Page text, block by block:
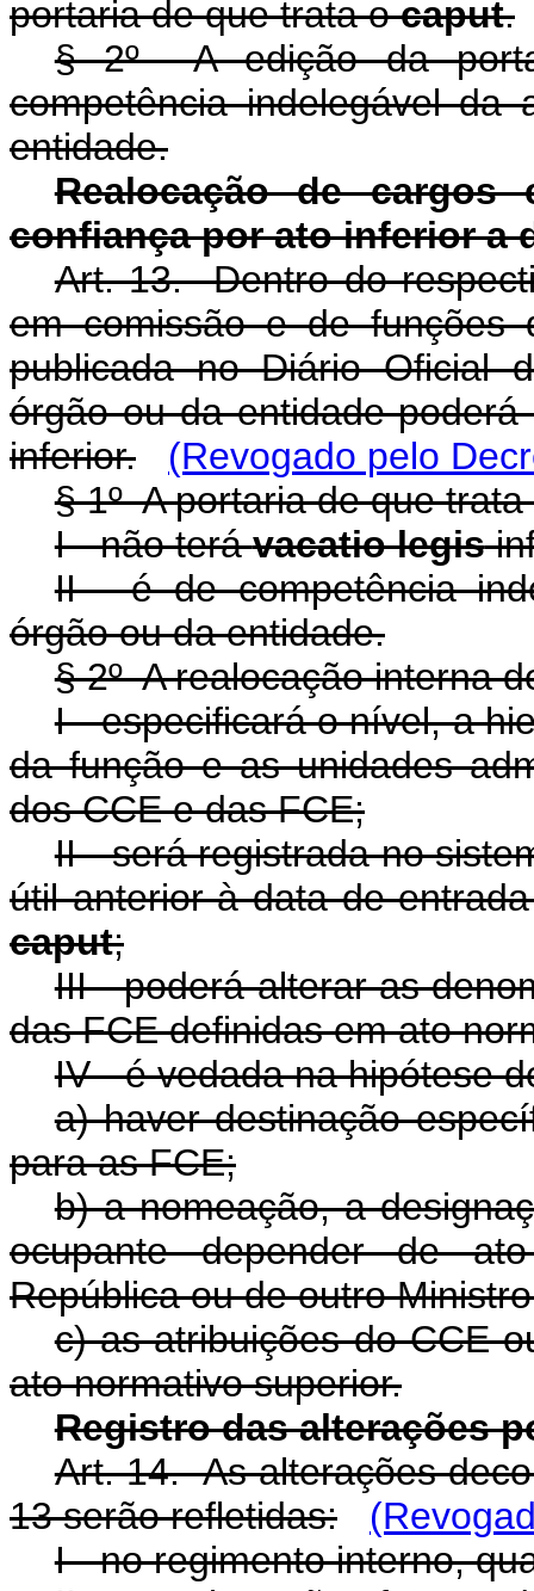
portaria de que trata ocaput.
§ 2º A edição da
competência indelegável
entidade.
Realocação de
confiança por ato inferior a
Art. 13. Dentro do
em comissão e de funções
publicada no Diário Oficial
órgão ou da entidade
inferior.
(Revogado pelo
§ 1º A portaria de que
I - não terávacatio legis
II - é de competência
órgão ou da entidade.
§ 2º A realocação interna
I - especificará o nível, a
da função e as unidades
dos CCE e das FCE;
II - será registrada no
útil anterior à data de
caput;
III - poderá alterar as
das FCE definidas em ato
IV - é vedada na hipótese
a) haver destinação
para as FCE;
b) a nomeação, a
ocupante depender de
República ou de outro
c) as atribuições do CCE
ato normativo superior.
Registro das alterações
Art. 14. As alterações
13 serão refletidas:
I - no regimento interno,